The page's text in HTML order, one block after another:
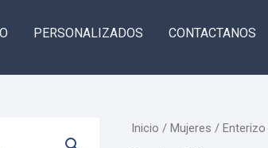
PERSONALIZADOS CONTACTANOS
Inicio / Mujeres / Enterizo